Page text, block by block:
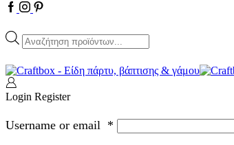
Facebook
Instagram
Pinterest
Products
search
Login Register
Username or email *